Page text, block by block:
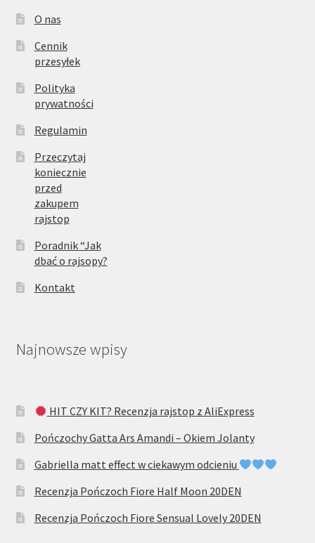
O nas
Cennik
przesyłek
Polityka
prywatności
Regulamin
Przeczytaj
koniecznie
przed
zakupem
rajstop
Poradnik “Jak
dbać o rajsopy?
Kontakt
Najnowsze wpisy
HIT CZY KIT? Recenzja rajstop z AliExpress
Pończochy Gatta Ars Amandi – Okiem Jolanty
Gabriella matt effect w ciekawym odcieniu
Recenzja Pończoch Fiore Half Moon 20DEN
Recenzja Pończoch Fiore Sensual Lovely 20DEN